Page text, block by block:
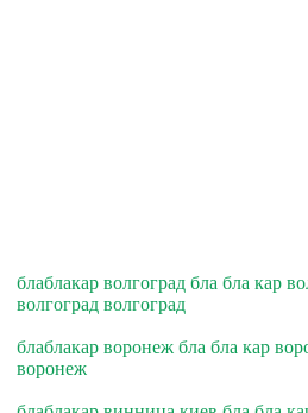
блаблакар волгоград бла бла кар
волгоград волгоград
блаблакар воронеж бла бла кар
воронеж